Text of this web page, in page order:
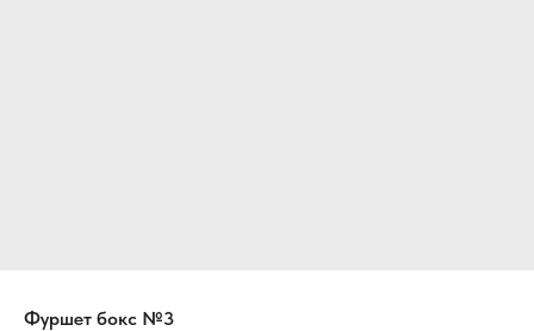
Фуршет бокс №3